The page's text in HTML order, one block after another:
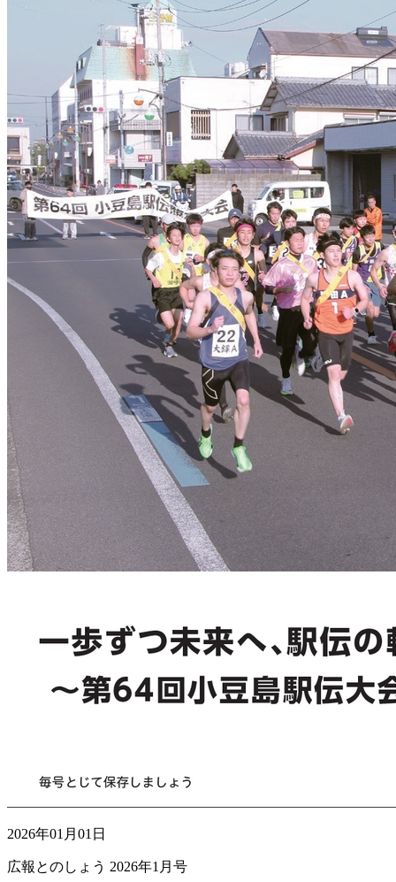
2026年01月01日
広報とのしょう 2026年1月号